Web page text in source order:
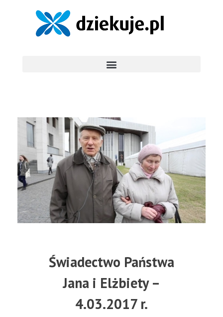
Świadectwo Państwa
Jana i Elżbiety –
4.03.2017 r.